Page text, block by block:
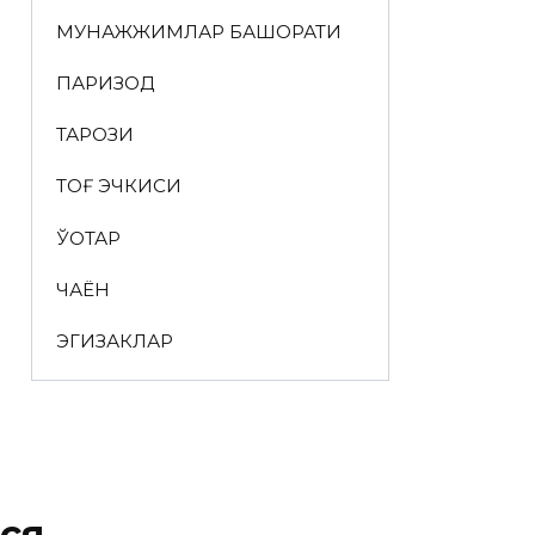
МУНАЖЖИМЛАР БАШОРАТИ
ПАРИЗОД
ТАРОЗИ
ТОҒ ЭЧКИСИ
ЎҚОТАР
ЧАЁН
ЭГИЗАКЛАР